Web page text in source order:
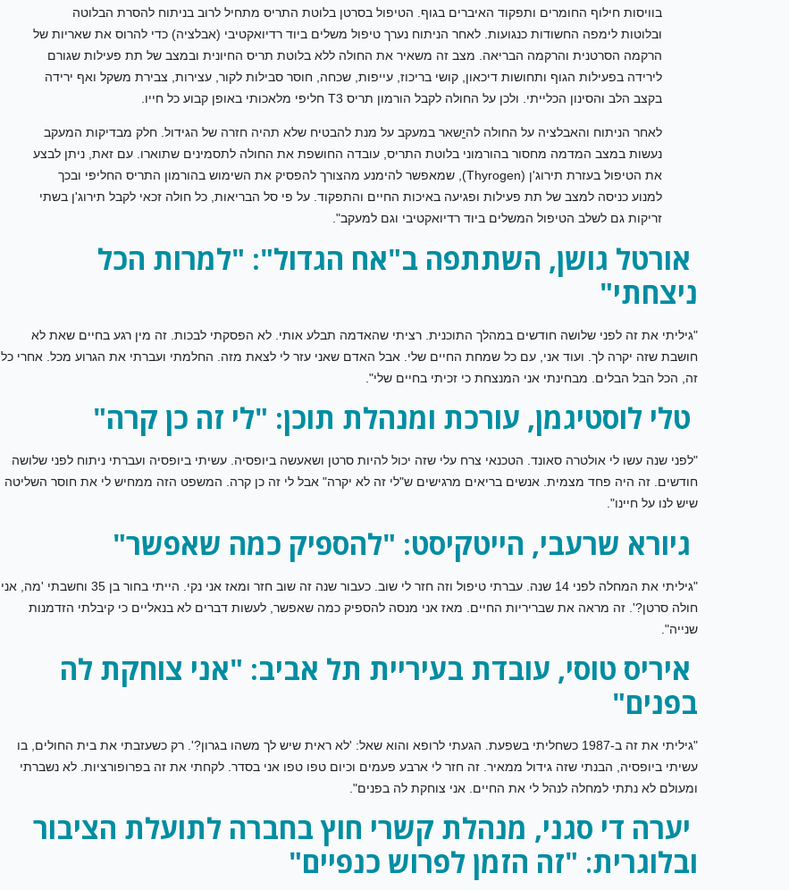
בוויסות חילוף החומרים ותפקוד האיברים בגוף. הטיפול בסרטן בלוטת התריס מתחיל לרוב בניתוח להסרת הבלוטה
ובלוטות לימפה החשודות כנגועות. לאחר הניתוח נערך טיפול משלים ביוד רדיואקטיבי (אבלציה) כדי להרוס את שאריות של
הרקמה הסרטנית והרקמה הבריאה. מצב זה משאיר את החולה ללא בלוטת תריס החיונית ובמצב של תת פעילות שגורם
לירידה בפעילות הגוף ותחושות דיכאון, קושי בריכוז, עייפות, שכחה, חוסר סבילות לקור, עצירות, צבירת משקל ואף ירידה
בקצב הלב והסינון הכלייתי. ולכן על החולה לקבל הורמון תריס T3 חליפי מלאכותי באופן קבוע כל חייו.
לאחר הניתוח והאבלציה על החולה להישאר במעקב על מנת להבטיח שלא תהיה חזרה של הגידול. חלק מבדיקות המעקב
נעשות במצב המדמה מחסור בהורמוני בלוטת התריס, עובדה החושפת את החולה לתסמינים שתוארו. עם זאת, ניתן לבצע
את הטיפול בעזרת תירוג'ן (Thyrogen), שמאפשר להימנע מהצורך להפסיק את השימוש בהורמון התריס החליפי ובכך
למנוע כניסה למצב של תת פעילות ופגיעה באיכות החיים והתפקוד. על פי סל הבריאות, כל חולה זכאי לקבל תירוג'ן בשתי
זריקות גם לשלב הטיפול המשלים ביוד רדיואקטיבי וגם למעקב".
אורטל גושן, השתתפה ב"אח הגדול": "למרות הכל
ניצחתי"
"גיליתי את זה לפני שלושה חודשים במהלך התוכנית. רציתי שהאדמה תבלע אותי. לא הפסקתי לבכות. זה מין רגע בחיים שאת לא
חושבת שזה יקרה לך. ועוד אני, עם כל שמחת החיים שלי. אבל האדם שאני עזר לי לצאת מזה. החלמתי ועברתי את הגרוע מכל. אחרי כל
זה, הכל הבל הבלים. מבחינתי אני המנצחת כי זכיתי בחיים שלי".
טלי לוסטיגמן, עורכת ומנהלת תוכן: "לי זה כן קרה"
"לפני שנה עשו לי אולטרה סאונד. הטכנאי צרח עלי שזה יכול להיות סרטן ושאעשה ביופסיה. עשיתי ביופסיה ועברתי ניתוח לפני שלושה
חודשים. זה היה פחד מצמית. אנשים בריאים מרגישים ש"לי זה לא יקרה" אבל לי זה כן קרה. המשפט הזה ממחיש לי את חוסר השליטה
שיש לנו על חיינו".
גיורא שרעבי, הייטקיסט: "להספיק כמה שאפשר"
"גיליתי את המחלה לפני 14 שנה. עברתי טיפול וזה חזר לי שוב. כעבור שנה זה שוב חזר ומאז אני נקי. הייתי בחור בן 35 וחשבתי 'מה, אני
חולה סרטן?'. זה מראה את שבריריות החיים. מאז אני מנסה להספיק כמה שאפשר, לעשות דברים לא בנאליים כי קיבלתי הזדמנות
שנייה".
איריס טוסי, עובדת בעיריית תל אביב: "אני צוחקת לה
בפנים"
"גיליתי את זה ב-1987 כשחליתי בשפעת. הגעתי לרופא והוא שאל: 'לא ראית שיש לך משהו בגרון?'. רק כשעזבתי את בית החולים, בו
עשיתי ביופסיה, הבנתי שזה גידול ממאיר. זה חזר לי ארבע פעמים וכיום טפו טפו אני בסדר. לקחתי את זה בפרופורציות. לא נשברתי
ומעולם לא נתתי למחלה לנהל לי את החיים. אני צוחקת לה בפנים".
יערה די סגני, מנהלת קשרי חוץ בחברה לתועלת הציבור
ובלוגרית: "זה הזמן לפרוש כנפיים"